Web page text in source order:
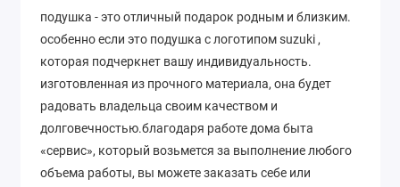
подушка - это отличный подарок родным и близким.
особенно если это подушка с логотипом suzuki ,
которая подчеркнет вашу индивидуальность.
изготовленная из прочного материала, она будет
радовать владельца своим качеством и
долговечностью.благодаря работе дома быта
«сервис», который возьмется за выполнение любого
объема работы, вы можете заказать себе или